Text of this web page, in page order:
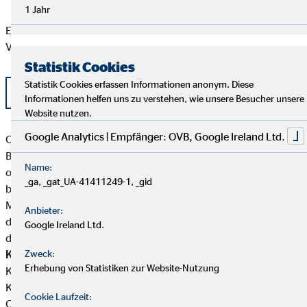
Eine aktuelle Auflistung der Produktpartner der OVB
Vermögensberatung AG finden Sie hier:
Liste OVB Produktpartner als PDF
Claudia Augustin besitzt weder direkte noch indirekte
Beteiligungen von über zehn Prozent an den Stimmrechten
oder am Kapital eines Versicherungsunternehmens noch
besitzen Versicherungsunternehmen oder
Mutterunternehmen von Versicherungsunternehmen eine
direkte oder indirekte Beteiligung von über zehn Prozent an
den Stimmrechten oder am Kapital von Claudia Augustin.
Kundengelder / Zuwendungen
Kundengelder entgegen.Zahlungen erfolgen direkt von den
Kunden an die jeweiligen Produktgeber.
Claudia Augustin erhält von den Partnergesellschaften für die
1 Jahr
Statistik Cookies
Statistik Cookies erfassen Informationen anonym. Diese
Informationen helfen uns zu verstehen, wie unsere Besucher unsere
Website nutzen.
Google Analytics | Empfänger: OVB, Google Ireland Ltd.
Name:
_ga, _gat_UA-41411249-1, _gid
Anbieter:
Google Ireland Ltd.
Zweck:
Erhebung von Statistiken zur Website-Nutzung
Cookie Laufzeit: